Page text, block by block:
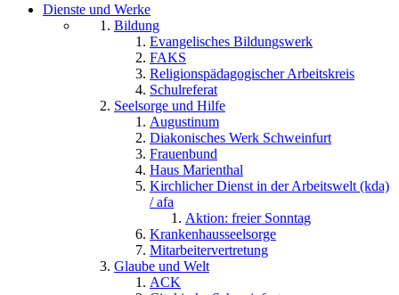
Dienste und Werke
Bildung
Evangelisches Bildungswerk
FAKS
Religionspädagogischer Arbeitskreis
Schulreferat
Seelsorge und Hilfe
Augustinum
Diakonisches Werk Schweinfurt
Frauenbund
Haus Marienthal
Kirchlicher Dienst in der Arbeitswelt (kda)
/ afa
Aktion: freier Sonntag
Krankenhausseelsorge
Mitarbeitervertretung
Glaube und Welt
ACK